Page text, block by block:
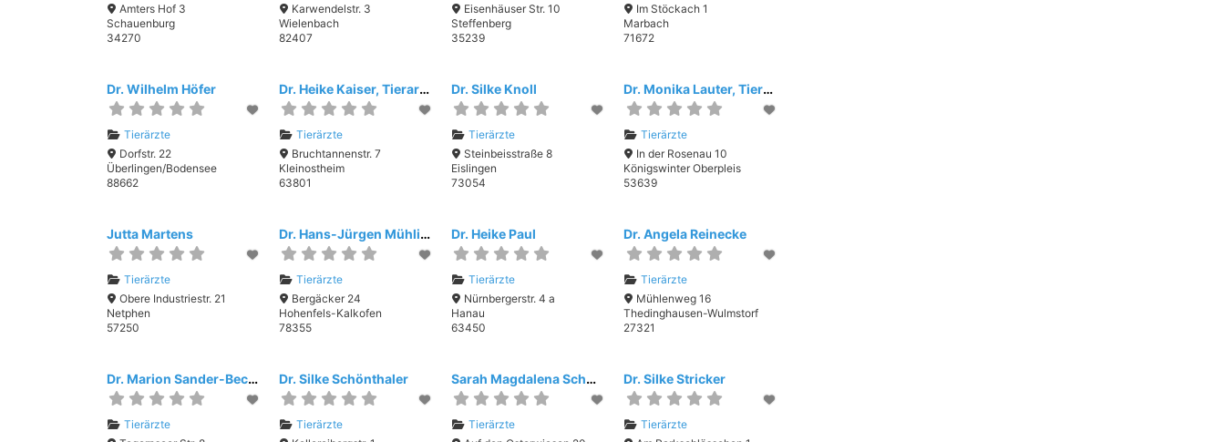
Amters Hof 3
Schauenburg
34270
Karwendelstr. 3
Wielenbach
82407
Eisenhäuser Str. 10
Steffenberg
35239
Im Stöckach 1
Marbach
71672
Dr. Wilhelm Höfer
Tierärzte
Dorfstr. 22
Überlingen/Bodensee
88662
Dr. Heike Kaiser, Tierarztpraxis Kleinostheim
Tierärzte
Bruchtannenstr. 7
Kleinostheim
63801
Dr. Silke Knoll
Tierärzte
Steinbeisstraße 8
Eislingen
73054
Dr. Monika Lauter, Tierärztliche Gemeinschaftspraxis Dr. Lauter & Merner
Tierärzte
In der Rosenau 10
Königswinter Oberpleis
53639
Jutta Martens
Tierärzte
Obere Industriestr. 21
Netphen
57250
Dr. Hans-Jürgen Mühling
Tierärzte
Bergäcker 24
Hohenfels-Kalkofen
78355
Dr. Heike Paul
Tierärzte
Nürnbergerstr. 4 a
Hanau
63450
Dr. Angela Reinecke
Tierärzte
Mühlenweg 16
Thedinghausen-Wulmstorf
27321
Dr. Marion Sander-Becker, Sander-Becker GmbH
Tierärzte
Dr. Silke Schönthaler
Tierärzte
Sarah Magdalena Schwarz
Tierärzte
Dr. Silke Stricker
Tierärzte